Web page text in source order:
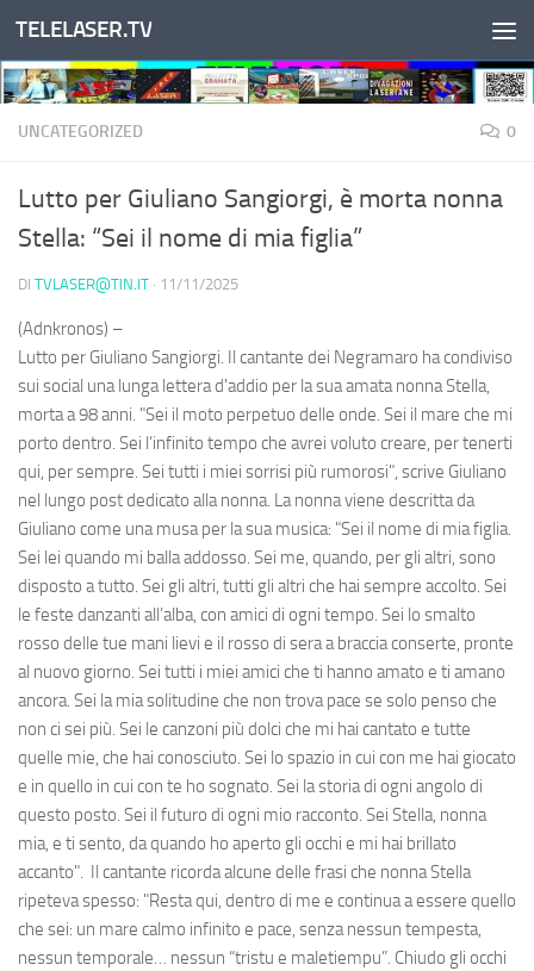
Salta al contenuto
TELELASER.TV
UNCATEGORIZED 0
Lutto per Giuliano Sangiorgi, è morta nonna
Stella: “Sei il nome di mia figlia”
DI TVLASER@TIN.IT · 11/11/2025
(Adnkronos) –
Lutto per Giuliano Sangiorgi. Il cantante dei Negramaro ha condiviso
sui social una lunga lettera d'addio per la sua amata nonna Stella,
morta a 98 anni. "Sei il moto perpetuo delle onde. Sei il mare che mi
porto dentro. Sei l’infinito tempo che avrei voluto creare, per tenerti
qui, per sempre. Sei tutti i miei sorrisi più rumorosi", scrive Giuliano
nel lungo post dedicato alla nonna. La nonna viene descritta da
Giuliano come una musa per la sua musica: "Sei il nome di mia figlia.
Sei lei quando mi balla addosso. Sei me, quando, per gli altri, sono
disposto a tutto. Sei gli altri, tutti gli altri che hai sempre accolto. Sei
le feste danzanti all’alba, con amici di ogni tempo. Sei lo smalto
rosso delle tue mani lievi e il rosso di sera a braccia conserte, pronte
al nuovo giorno. Sei tutti i miei amici che ti hanno amato e ti amano
ancora. Sei la mia solitudine che non trova pace se solo penso che
non ci sei più. Sei le canzoni più dolci che mi hai cantato e tutte
quelle mie, che hai conosciuto. Sei lo spazio in cui con me hai giocato
e in quello in cui con te ho sognato. Sei la storia di ogni angolo di
questo posto. Sei il futuro di ogni mio racconto. Sei Stella, nonna
mia, e ti sento, da quando ho aperto gli occhi e mi hai brillato
accanto". Il cantante ricorda alcune delle frasi che nonna Stella
ripeteva spesso: "Resta qui, dentro di me e continua a essere quello
che sei: un mare calmo infinito e pace, senza nessun tempesta,
nessun temporale… nessun “tristu e maletiempu”. Chiudo gli occhi